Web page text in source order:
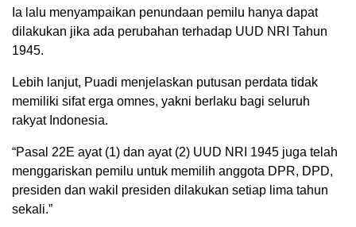
Ia lalu menyampaikan penundaan pemilu hanya dapat
dilakukan jika ada perubahan terhadap UUD NRI Tahun
1945.
Lebih lanjut, Puadi menjelaskan putusan perdata tidak
memiliki sifat erga omnes, yakni berlaku bagi seluruh
rakyat Indonesia.
“Pasal 22E ayat (1) dan ayat (2) UUD NRI 1945 juga telah
menggariskan pemilu untuk memilih anggota DPR, DPD,
presiden dan wakil presiden dilakukan setiap lima tahun
sekali.”